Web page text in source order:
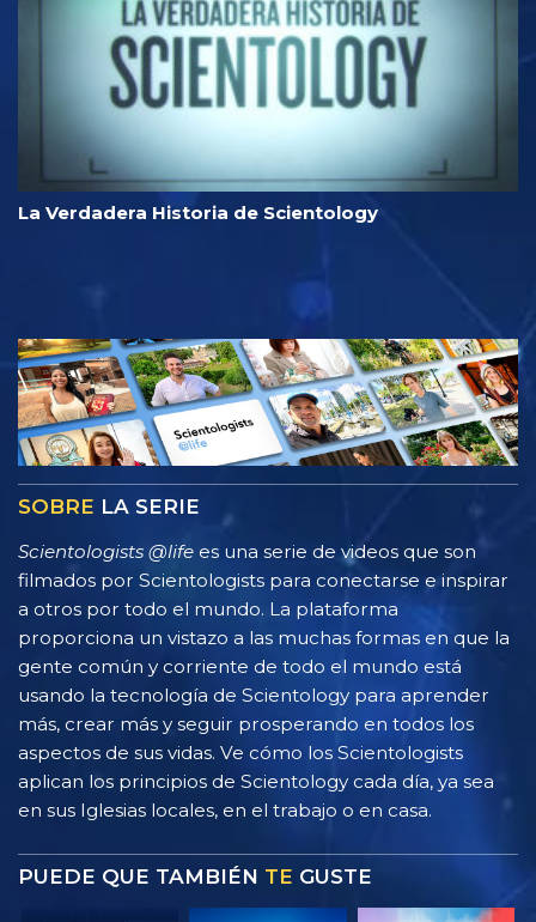
La Verdadera Historia de Scientology
SOBRE LA SERIE
Scientologists @life es una serie de videos que son
filmados por Scientologists para conectarse e inspirar
a otros por todo el mundo. La plataforma
proporciona un vistazo a las muchas formas en que la
gente común y corriente de todo el mundo está
usando la tecnología de Scientology para aprender
más, crear más y seguir prosperando en todos los
aspectos de sus vidas. Ve cómo los Scientologists
aplican los principios de Scientology cada día, ya sea
en sus Iglesias locales, en el trabajo o en casa.
PUEDE QUE TAMBIÉN TE GUSTE